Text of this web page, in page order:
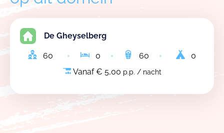
Een overnachting in De Gheyselberg kost5euro per
persoon per nachtmet een
(kosten voor elektriciteit, water en gas
De Gheyselberg
60 0 60
0
Vanaf € 5,00 p.p. / nacht